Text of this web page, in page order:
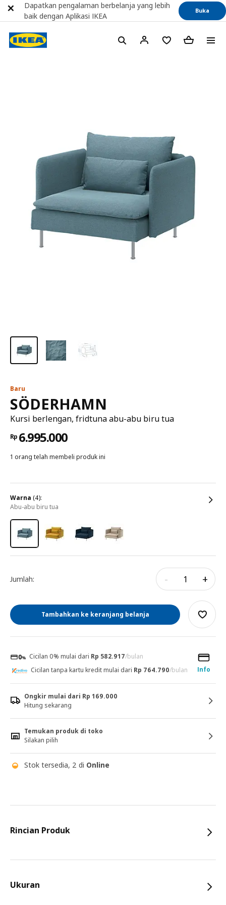
Baru
SÖDERHAMN
Kursi berlengan, fridtuna abu-abu biru tua
Rp 6.995.000
1 orang telah membeli produk ini
warna (4):
abu-abu biru tua
Jumlah: - +
Tambahkan ke keranjang belanja
Cicilan 0% mulai dari Rp 582.917/bulan
Info
Cicilan tanpa kartu kredit mulai dari Rp 764.790/bulan
Ongkir mulai dari Rp 169.000
Hitung sekarang
Temukan produk di toko
Silakan pilih
Stok tersedia, 2 di Online
Rincian Produk
Ukuran
Dapatkan pengalaman berbelanja yang lebih
baik dengan Aplikasi IKEA
Buka